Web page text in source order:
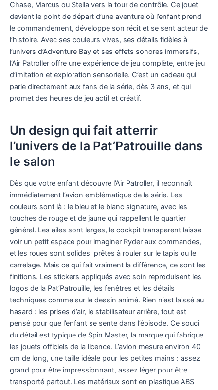
Chase, Marcus ou Stella vers la tour de contrôle. Ce jouet
devient le point de départ d’une aventure où l’enfant prend
le commandement, développe son récit et se sent acteur de
l’histoire. Avec ses couleurs vives, ses détails fidèles à
l’univers d’Adventure Bay et ses effets sonores immersifs,
l’Air Patroller offre une expérience de jeu complète, entre jeu
d’imitation et exploration sensorielle. C’est un cadeau qui
parle directement aux fans de la série, dès 3 ans, et qui
promet des heures de jeu actif et créatif.
Un design qui fait atterrir
l’univers de la Pat’Patrouille dans
le salon
Dès que votre enfant découvre l’Air Patroller, il reconnaît
immédiatement l’avion emblématique de la série. Les
couleurs sont là : le bleu et le blanc signature, avec les
touches de rouge et de jaune qui rappellent le quartier
général. Les ailes sont larges, le cockpit transparent laisse
voir un petit espace pour imaginer Ryder aux commandes,
et les roues sont solides, prêtes à rouler sur le tapis ou le
carrelage. Mais ce qui fait vraiment la différence, ce sont les
finitions. Les stickers appliqués avec soin reproduisent les
logos de la Pat’Patrouille, les fenêtres et les détails
techniques comme sur le dessin animé. Rien n’est laissé au
hasard : les prises d’air, le stabilisateur arrière, tout est
pensé pour que l’enfant se sente dans l’épisode. Ce souci
du détail est typique de Spin Master, la marque qui fabrique
les jouets officiels de la licence. L’avion mesure environ 40
cm de long, une taille idéale pour les petites mains : assez
grand pour être impressionnant, assez léger pour être
transporté partout. Les matériaux sont en plastique ABS